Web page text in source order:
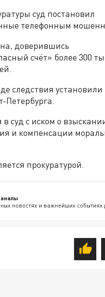
суд постановил
телефонным
доверившись
счёт» более 300
следствия установили
Петербурга.
суд с иском о
и компенсации
прокуратурой.
новостях и важнейших событиях